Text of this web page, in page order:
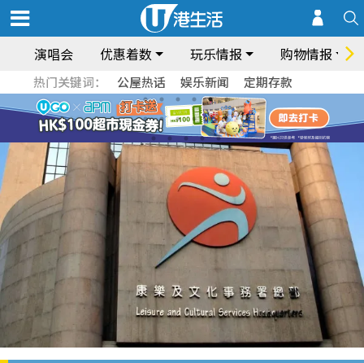
演唱会 优惠着数 玩乐情报 购物情报
热门关键词： 公屋热话 娱乐新闻 定期存款